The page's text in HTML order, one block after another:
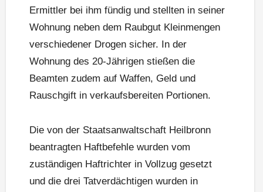
Ermittler bei ihm fündig und stellten in seiner
Wohnung neben dem Raubgut Kleinmengen
verschiedener Drogen sicher. In der
Wohnung des 20-Jährigen stießen die
Beamten zudem auf Waffen, Geld und
Rauschgift in verkaufsbereiten Portionen.
Die von der Staatsanwaltschaft Heilbronn
beantragten Haftbefehle wurden vom
zuständigen Haftrichter in Vollzug gesetzt
und die drei Tatverdächtigen wurden in